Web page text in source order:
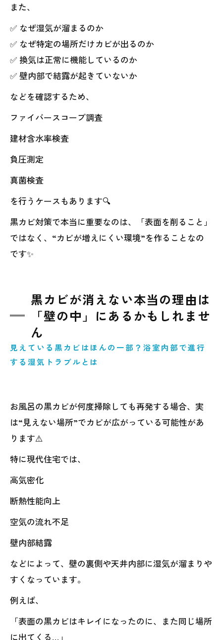
また、
✅ なぜ湿気が溜まるのか
✅ なぜ特定の場所だけカビが出るのか
✅ 換気は正常に機能しているのか
✅ 壁内部で結露が起きていないか
などを確認するため、
ファイバースコープ調査
建材含水率検査
負圧測定
真菌検査
を行うケースもあります🔍
黒カビ対策で本当に重要なのは、「表面を削ること」
ではなく、“カビが増えにくい環境”を作ることなの
です✨
黒カビが消えない本当の理由は
「壁の中」にあるかもしれませ
ん
見えている黒カビはほんの一部？浴室内部で進行
する湿気トラブルとは
お風呂の黒カビが何度掃除しても再発する場合、実
は“見えない場所”でカビが広がっている可能性があ
ります⚠️
特に現代住宅では、
高気密化
断熱性能向上
空気の流れ不足
壁内部結露
などによって、壁の裏側や天井内部に湿気が溜まりや
すくなっています。
例えば、
「表面の黒カビはキレイになったのに、また同じ場所
に出てくる…」